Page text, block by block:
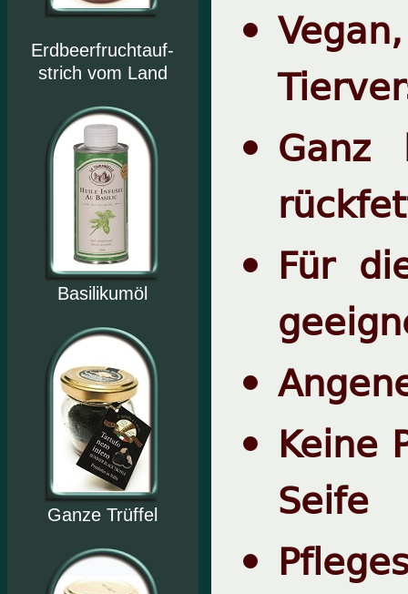
Erdbeerfruchtauf-
strich vom Land
Basilikumöl
Ganze Trüffel
Ganz
Für
Keine
Seife